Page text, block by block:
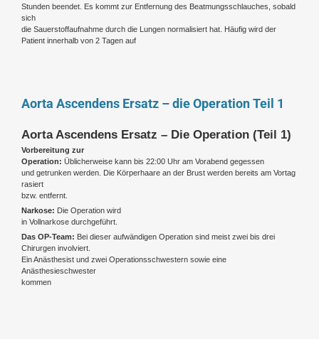
Stunden beendet. Es kommt zur Entfernung des Beatmungsschlauches, sobald
sich
die Sauerstoffaufnahme durch die Lungen normalisiert hat. Häufig wird der
Patient innerhalb von 2 Tagen auf
Aorta Ascendens Ersatz – die Operation Teil 1
Aorta Ascendens Ersatz – Die Operation (Teil 1)
Vorbereitung zur
Operation: Üblicherweise kann bis 22:00 Uhr am Vorabend gegessen
und getrunken werden. Die Körperhaare an der Brust werden bereits am Vortag
rasiert
bzw. entfernt.
Narkose: Die Operation wird
in Vollnarkose durchgeführt.
Das OP-Team: Bei dieser aufwändigen Operation sind meist zwei bis drei
Chirurgen involviert.
Ein Anästhesist und zwei Operationsschwestern sowie eine
Anästhesieschwester
kommen